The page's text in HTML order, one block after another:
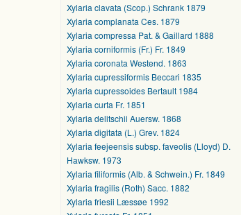
Xylaria clavata (Scop.) Schrank 1879
Xylaria complanata Ces. 1879
Xylaria compressa Pat. & Gaillard 1888
Xylaria corniformis (Fr.) Fr. 1849
Xylaria coronata Westend. 1863
Xylaria cupressiformis Beccari 1835
Xylaria cupressoides Bertault 1984
Xylaria curta Fr. 1851
Xylaria delitschii Auersw. 1868
Xylaria digitata (L.) Grev. 1824
Xylaria feejeensis subsp. faveolis (Lloyd) D.
Hawksw. 1973
Xylaria filiformis (Alb. & Schwein.) Fr. 1849
Xylaria fragilis (Roth) Sacc. 1882
Xylaria friesii Læssøe 1992